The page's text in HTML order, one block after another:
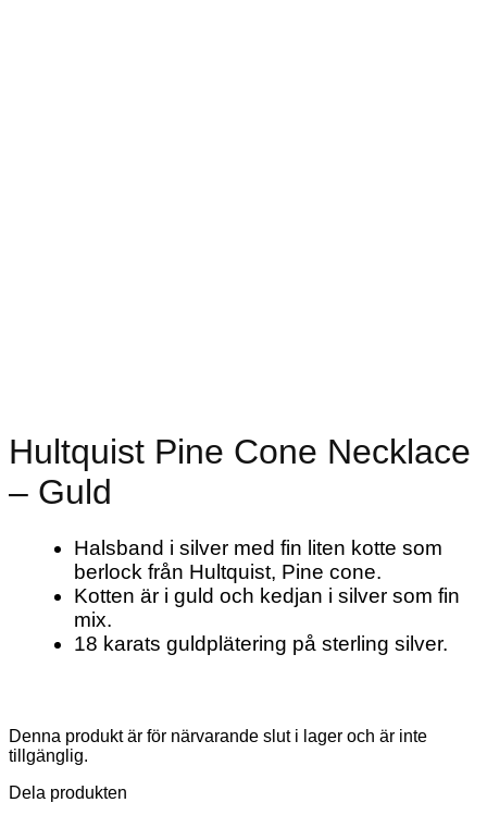
Hultquist Pine Cone Necklace
– Guld
Halsband i silver med fin liten kotte som
berlock från Hultquist, Pine cone.
Kotten är i guld och kedjan i silver som fin
mix.
18 karats guldplätering på sterling silver.
Denna produkt är för närvarande slut i lager och är inte
tillgänglig.
Dela produkten